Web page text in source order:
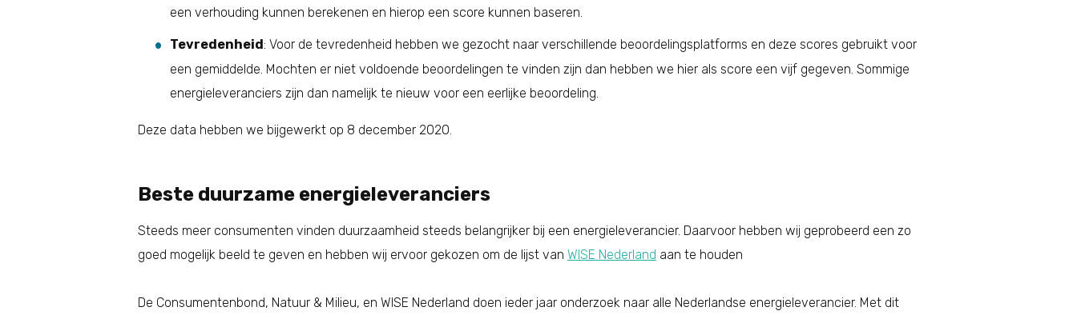
een verhouding kunnen berekenen en hierop een score kunnen baseren.
Tevredenheid : Voor de tevredenheid hebben we gezocht naar verschillende beoordelingsplatforms en deze scores gebruikt voor
een gemiddelde. Mochten er niet voldoende beoordelingen te vinden zijn dan hebben we hier als score een vijf gegeven. Sommige
energieleveranciers zijn dan namelijk te nieuw voor een eerlijke beoordeling.
Deze data hebben we bijgewerkt op 8 december 2020.
Beste duurzame energieleveranciers
Steeds meer consumenten vinden duurzaamheid steeds belangrijker bij een energieleverancier. Daarvoor hebben wij geprobeerd een zo
goed mogelijk beeld te geven en hebben wij ervoor gekozen om de lijst van WISE Nederland aan te houden
De Consumentenbond, Natuur & Milieu, en WISE Nederland doen ieder jaar onderzoek naar alle Nederlandse energieleverancier. Met dit